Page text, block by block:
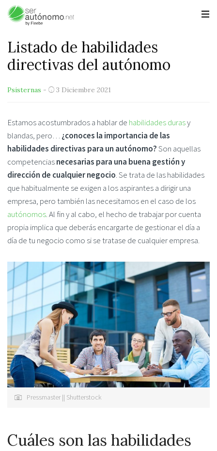
Listado de habilidades
directivas del autónomo
Psisternas - 3 Diciembre 2021
Estamos acostumbrados a hablar de habilidades durasy
blandas, pero… ¿conoces la importancia de las
habilidades directivas para un autónomo?Son aquellas
competenciasnecesarias para una buena gestión y
dirección de cualquier negocio. Se trata de las habilidades
que habitualmente se exigen a los aspirantes a dirigir una
empresa, pero también las necesitamos en el caso de los
autónomos. Al fin y al cabo, el hecho de trabajar por cuenta
propia implica que deberás encargarte de gestionar el día a
día de tu negocio como si se tratase de cualquier empresa.
Pressmaster || Shutterstock
Cuáles son las habilidades